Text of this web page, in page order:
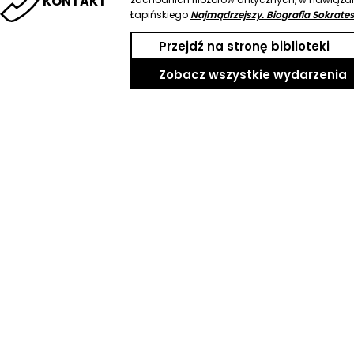
Łapińskiego Najmądrzejszy. Biografia
Przejdź na stronę biblioteki
Zobacz wszystkie wydarzenia